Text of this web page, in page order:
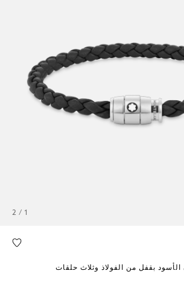
1 / 2
الأسود بقفل من الفولاذ وثلاث حلقات